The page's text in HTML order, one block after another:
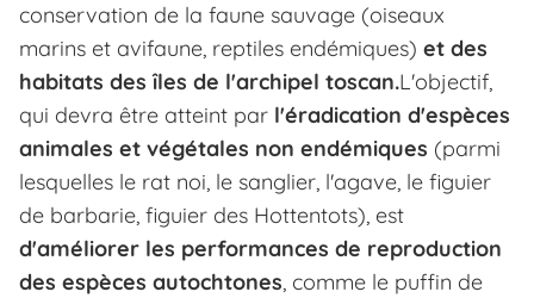
conservation de la faune sauvage (oiseaux
marins et avifaune, reptiles endémiques) et des
habitats des îles de l'archipel toscan.L'objectif,
qui devra être atteint par l'éradication d'espèces
animales et végétales non endémiques (parmi
lesquelles le rat noi, le sanglier, l'agave, le figuier
de barbarie, figuier des Hottentots), est
d'améliorer les performances de reproduction
des espèces autochtones, comme le puffin de